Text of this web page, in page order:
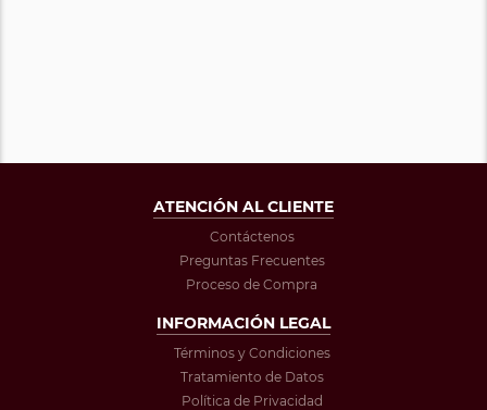
ATENCIÓN AL CLIENTE
Contáctenos
Preguntas Frecuentes
Proceso de Compra
INFORMACIÓN LEGAL
Términos y Condiciones
Tratamiento de Datos
Política de Privacidad